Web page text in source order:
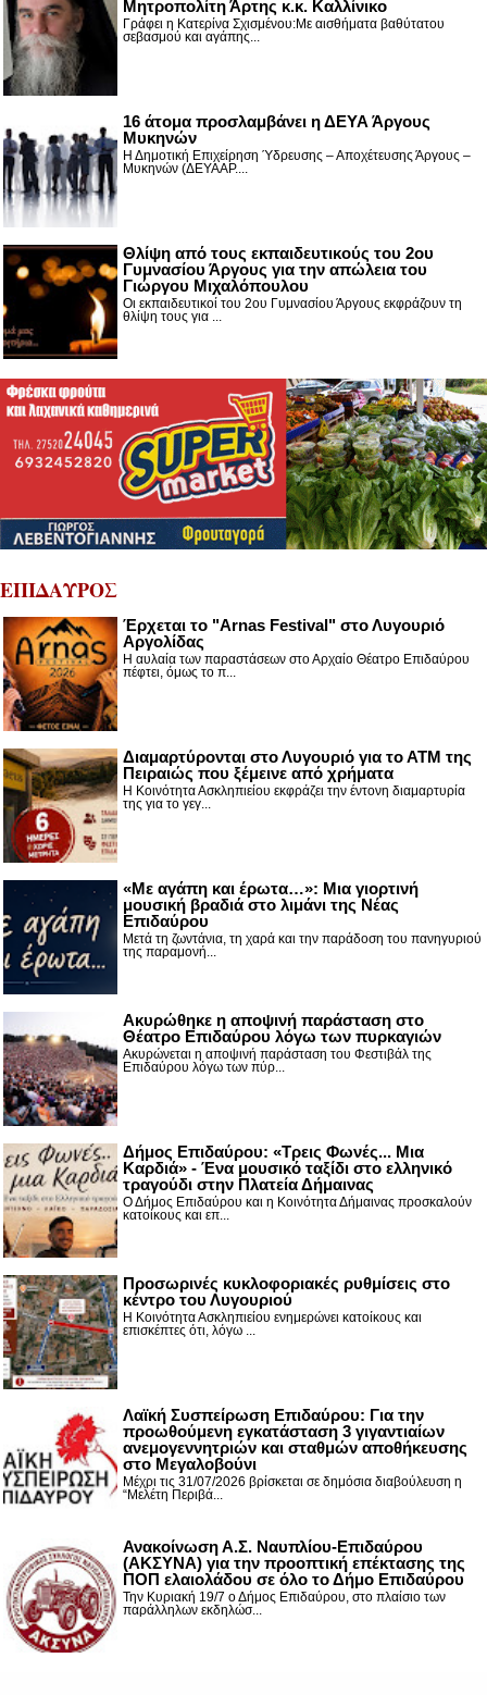
Μητροπολίτη Άρτης κ.κ. Καλλίνικο
Γράφει η Κατερίνα Σχισμένου:Με αισθήματα βαθύτατου
σεβασμού και αγάπης...
16 άτομα προσλαμβάνει η ΔΕΥΑ Άργους
Μυκηνών
Η Δημοτική Επιχείρηση Ύδρευσης – Αποχέτευσης Άργους –
Μυκηνών (ΔΕΥΑΑΡ....
Θλίψη από τους εκπαιδευτικούς του 2ου
Γυμνασίου Άργους για την απώλεια του
Γιώργου Μιχαλόπουλου
Οι εκπαιδευτικοί του 2ου Γυμνασίου Άργους εκφράζουν τη
θλίψη τους για ...
ΕΠΙΔΑΥΡΟΣ
Έρχεται το "Arnas Festival" στο Λυγουριό
Αργολίδας
Η αυλαία των παραστάσεων στο Αρχαίο Θέατρο Επιδαύρου
πέφτει, όμως το π...
Διαμαρτύρονται στο Λυγουριό για το ΑΤΜ της
Πειραιώς που ξέμεινε από χρήματα
Η Κοινότητα Ασκληπιείου εκφράζει την έντονη διαμαρτυρία
της για το γεγ...
«Με αγάπη και έρωτα…»: Μια γιορτινή
μουσική βραδιά στο λιμάνι της Νέας
Επιδαύρου
Μετά τη ζωντάνια, τη χαρά και την παράδοση του πανηγυριού
της παραμονή...
Ακυρώθηκε η αποψινή παράσταση στο
Θέατρο Επιδαύρου λόγω των πυρκαγιών
Ακυρώνεται η αποψινή παράσταση του Φεστιβάλ της
Επιδαύρου λόγω των πύρ...
Δήμος Επιδαύρου: «Τρεις Φωνές... Μια
Καρδιά» - Ένα μουσικό ταξίδι στο ελληνικό
τραγούδι στην Πλατεία Δήμαινας
Ο Δήμος Επιδαύρου και η Κοινότητα Δήμαινας προσκαλούν
κατοίκους και επ...
Προσωρινές κυκλοφοριακές ρυθμίσεις στο
κέντρο του Λυγουριού
Η Κοινότητα Ασκληπιείου ενημερώνει κατοίκους και
επισκέπτες ότι, λόγω ...
Λαϊκή Συσπείρωση Επιδαύρου: Για την
προωθούμενη εγκατάσταση 3 γιγαντιαίων
ανεμογεννητριών και σταθμών αποθήκευσης
στο Μεγαλοβούνι
Μέχρι τις 31/07/2026 βρίσκεται σε δημόσια διαβούλευση η
“Μελέτη Περιβά...
Ανακοίνωση Α.Σ. Ναυπλίου-Επιδαύρου
(ΑΚΣΥΝΑ) για την προοπτική επέκτασης της
ΠΟΠ ελαιολάδου σε όλο το Δήμο Επιδαύρου
Την Κυριακή 19/7 ο Δήμος Επιδαύρου, στο πλαίσιο των
παράλληλων εκδηλώσ...